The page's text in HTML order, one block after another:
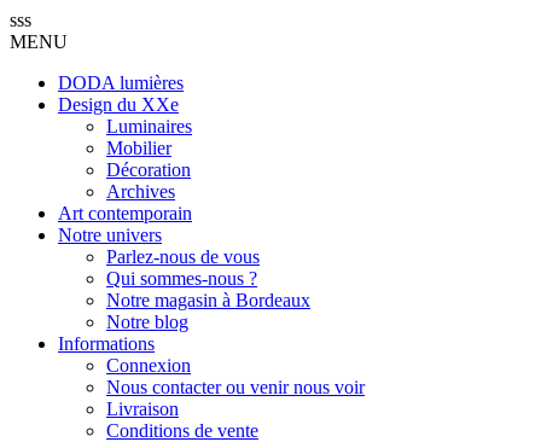
sss
MENU
DODA lumières
Design du XXe
Luminaires
Mobilier
Décoration
Archives
Art contemporain
Notre univers
Parlez-nous de vous
Qui sommes-nous ?
Notre magasin à Bordeaux
Notre blog
Informations
Connexion
Nous contacter ou venir nous voir
Livraison
Conditions de vente